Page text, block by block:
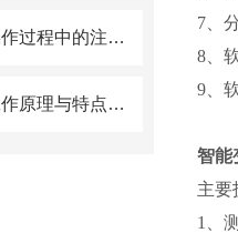
高压无线核相器在操作过程中的注意事项
高压无线核相器的工作原理与特点解析
7、
8、
9、
智能
主要
1、